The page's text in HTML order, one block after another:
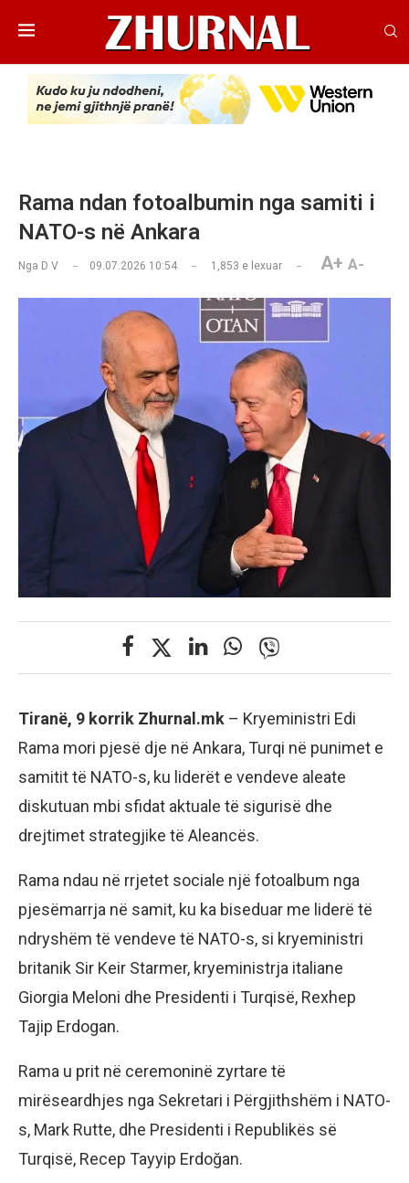
Rama ndan fotoalbumin nga samiti i
NATO-s në Ankara
Nga D V 09.07.2026 10:54 1,853 e lexuar A+ A-
Tiranë, 9 korrik Zhurnal.mk – Kryeministri Edi
Rama mori pjesë dje në Ankara, Turqi në punimet e
samitit të NATO-s, ku liderët e vendeve aleate
diskutuan mbi sfidat aktuale të sigurisë dhe
drejtimet strategjike të Aleancës.
Rama ndau në rrjetet sociale një fotoalbum nga
pjesëmarrja në samit, ku ka biseduar me liderë të
ndryshëm të vendeve të NATO-s, si kryeministri
britanik Sir Keir Starmer, kryeministrja italiane
Giorgia Meloni dhe Presidenti i Turqisë, Rexhep
Tajip Erdogan.
Rama u prit në ceremoninë zyrtare të
mirëseardhjes nga Sekretari i Përgjithshëm i NATO-
s, Mark Rutte, dhe Presidenti i Republikës së
Turqisë, Recep Tayyip Erdoğan.